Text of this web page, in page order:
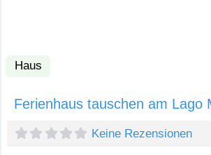
Haus
Ferienhaus tauschen am Lago
Keine Rezensionen